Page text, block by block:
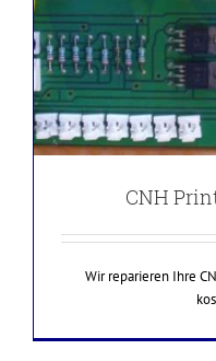
CNH
Wir reparieren Ihre